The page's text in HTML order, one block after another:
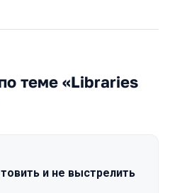
теме «Libraries
и не выстрелить